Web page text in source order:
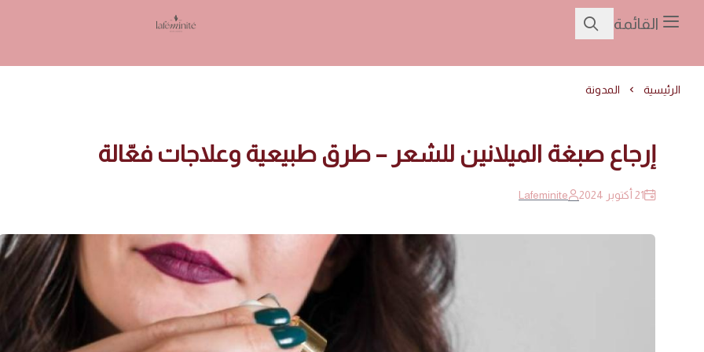
القائمة
Lafeminite | لافمنيت
الرئيسية المدونة
إرجاع صبغة الميلانين للشعر – طرق طبيعية وعلاجات فعّالة
21 أكتوبر 2024 Lafeminite